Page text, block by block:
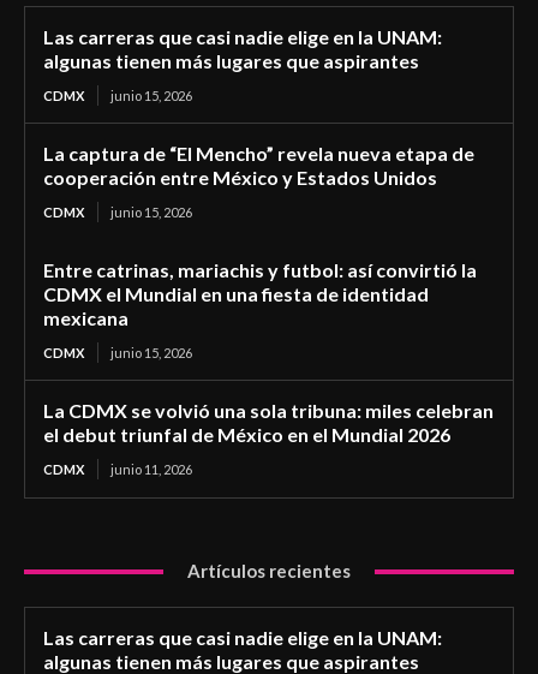
Las carreras que casi nadie elige en la UNAM:
algunas tienen más lugares que aspirantes
CDMX junio 15, 2026
La captura de “El Mencho” revela nueva etapa de
cooperación entre México y Estados Unidos
CDMX junio 15, 2026
Entre catrinas, mariachis y futbol: así convirtió la
CDMX el Mundial en una fiesta de identidad
mexicana
CDMX junio 15, 2026
La CDMX se volvió una sola tribuna: miles celebran
el debut triunfal de México en el Mundial 2026
CDMX junio 11, 2026
Artículos recientes
Las carreras que casi nadie elige en la UNAM:
algunas tienen más lugares que aspirantes